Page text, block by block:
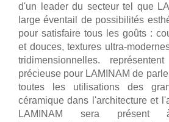
d'un leader du secteur tel que
large éventail de possibilités
pour satisfaire tous les goûts :
et douces, textures ultra-
tridimensionnelles.
précieuse pour LAMINAM de
toutes les utilisations des
céramique dans l'architecture et
LAMINAM sera présent